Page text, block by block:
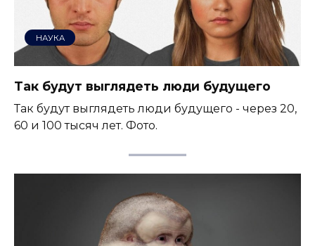
НАУКА
Так будут выглядеть люди будущего
Так будут выглядеть люди будущего - через 20,
60 и 100 тысяч лет. Фото.